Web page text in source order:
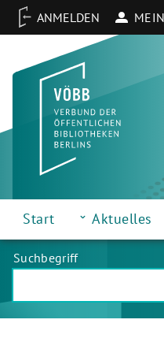
Start Aktuelles
Suchbegriff